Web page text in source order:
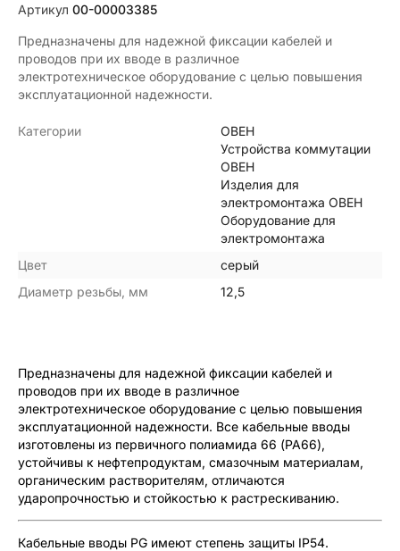
Артикул 00-00003385
Предназначены для надежной фиксации кабелей и
проводов при их вводе в различное
электротехническое оборудование с целью повышения
эксплуатационной надежности.
Категории
ОВЕН
Устройства коммутации
ОВЕН
Изделия для
электромонтажа ОВЕН
Оборудование для
электромонтажа
Цвет
серый
Диаметр резьбы, мм
12,5
Предназначены для надежной фиксации кабелей и
проводов при их вводе в различное
электротехническое оборудование с целью повышения
эксплуатационной надежности. Все кабельные вводы
изготовлены из первичного полиамида 66 (PA66),
устойчивы к нефтепродуктам, смазочным материалам,
органическим растворителям, отличаются
ударопрочностью и стойкостью к растрескиванию.
Кабельные вводы PG имеют степень защиты IP54.